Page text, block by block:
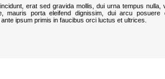
erat sed gravida mollis, dui urna tempus
mauris porta eleifend dignissim, dui arcu
ante ipsum primis in faucibus orci luctus et ultrices.